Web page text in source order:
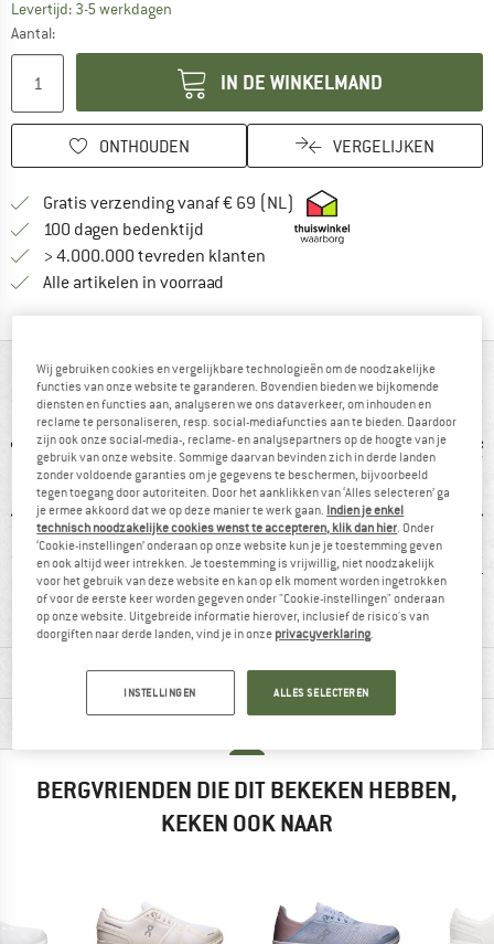
Levertijd: 3-5 werkdagen
Aantal:
IN DE WINKELMAND
ONTHOUDEN VERGELIJKEN
Gratis verzending vanaf € 69 (NL) Vind hier de
100 dagen bedenktijd Vind de betalingsinformatie hier!
> 4.000.000 tevreden klanten
Alle artikelen in voorraad
IN EEN OOGOPSLAG
Waterdicht Synthetisch
MATERIAALGEGEVENS & KENMERKEN
PRODUCTBESCHRIJVING
BERGVRIENDEN DIE DIT BEKEKEN HEBBEN,
KEKEN OOK NAAR
Wij gebruiken cookies en vergelijkbare technologieën om de noodzakelijke
functies van onze website te garanderen. Bovendien bieden we bijkomende
diensten en functies aan, analyseren we ons dataverkeer, om inhouden en
reclame te personaliseren, resp. social-mediafuncties aan te bieden. Daardoor
zijn ook onze social-media-, reclame- en analysepartners op de hoogte van je
gebruik van onze website. Sommige daarvan bevinden zich in derde landen
zonder voldoende garanties om je gegevens te beschermen, bijvoorbeeld
tegen toegang door autoriteiten. Door het aanklikken van ‘Alles selecteren’ ga
je ermee akkoord dat we op deze manier te werk gaan. Indien je enkel
technisch noodzakelijke cookies wenst te accepteren, klik dan hier. Onder
‘Cookie-instellingen’ onderaan op onze website kun je je toestemming geven
en ook altijd weer intrekken. Je toestemming is vrijwillig, niet noodzakelijk
voor het gebruik van deze website en kan op elk moment worden ingetrokken
of voor de eerste keer worden gegeven onder "Cookie-instellingen" onderaan
op onze website. Uitgebreide informatie hierover, inclusief de risico's van
doorgiften naar derde landen, vind je in onze privacyverklaring.
INSTELLINGEN ALLES SELECTEREN